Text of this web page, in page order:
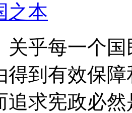
之本
关乎每一个
得到有效保
追求宪政必